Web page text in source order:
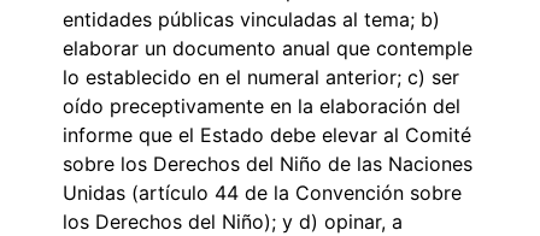
entidades públicas vinculadas al tema; b)
elaborar un documento anual que contemple
lo establecido en el numeral anterior; c) ser
oído preceptivamente en la elaboración del
informe que el Estado debe elevar al Comité
sobre los Derechos del Niño de las Naciones
Unidas (artículo 44 de la Convención sobre
los Derechos del Niño); y d) opinar, a